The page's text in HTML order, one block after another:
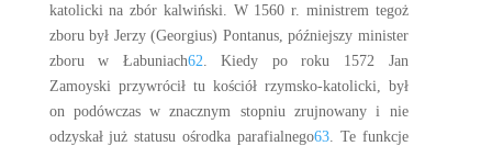
katolicki na zbór kalwiński. W 1560 r. ministrem tegoż
zboru był Jerzy (Georgius) Pontanus, późniejszy minister
zboru w Łabuniach62 . Kiedy po roku 1572 Jan
Zamoyski przywrócił tu kościół rzymsko-katolicki, był
on podówczas w znacznym stopniu zrujnowany i nie
odzyskał już statusu ośrodka parafialnego63. Te funkcje